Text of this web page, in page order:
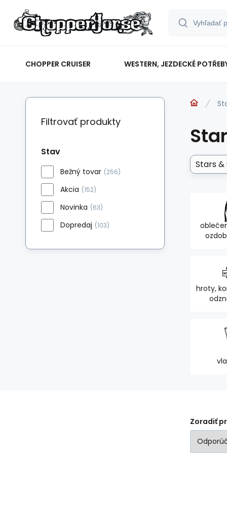
CHOPPER CRUISER WESTERN, JEZDECKÉ
Stars
hroty,
Zoradiť
Filtrovať produkty
Stav
Bežný tovar (256)
Akcia (152)
Novinka (63)
Dopredaj (103)